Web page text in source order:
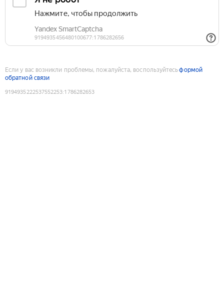
Если у вас возникли проблемы, пожалуйста, воспользуйтесьформой
обратной связи
9194935222537552253:1786282653